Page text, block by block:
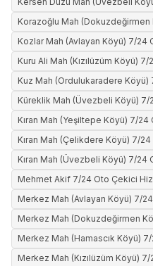
Korazoğlu Mah
Kozlar Mah (Avlayan Köyü) 7/24
Kuru Ali Mah (Kızılüzüm Köyü)
Kuz Mah (Ordulukaradere
Küreklik Mah (Üvezbeli Köyü)
Kıran Mah (Yeşiltepe Köyü) 7/
Kıran Mah (Çelikdere Köyü) 7/
Kıran Mah (Üvezbeli Köyü) 7/24
Mehmet Akif 7/24 Oto Çekici
Merkez Mah (Avlayan Köyü) 7/
Merkez Mah (Dokuzdeğirmen
Merkez Mah (Hamascık Köyü)
Merkez Mah (Kızılüzüm Köyü)